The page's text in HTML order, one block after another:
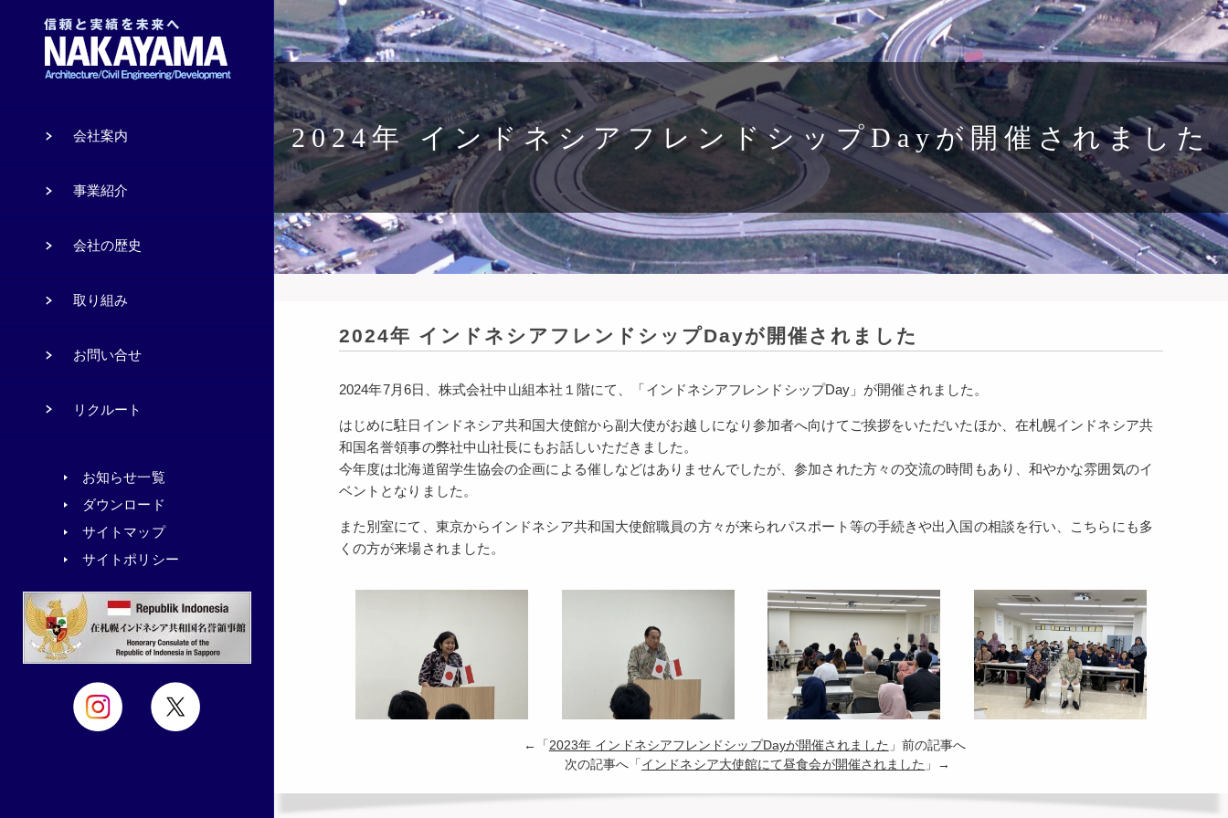
2024年 インドネシアフレンドシップDayが開催されました
2024年 インドネシアフレンドシップDayが開催されました
2024年7月6日、株式会社中山組本社１階にて、「インドネシアフレンドシップDay 」が開催されました。
はじめに駐日インドネシア共和国大使館から副大使がお越しになり参加者へ向けてご挨拶をいただいたほか、在札幌インドネシア共
和国名誉領事の弊社中山社長にもお話しいただきました。
今年度は北海道留学生協会の企画による催しなどはありませんでしたが、参加された方々の交流の時間もあり、和やかな雰囲気のイ
ベントとなりました。
また別室にて、東京からインドネシア共和国大使館職員の方々が来られパスポート等の手続きや出入国の相談を行い、こちらにも多
くの方が来場されました。
←「 2023年 インドネシアフレンドシップDayが開催されました 」前の記事へ
次の記事へ「 インドネシア大使館にて昼食会が開催されました 」→
会社案内
事業紹介
会社の歴史
取り組み
お問い合せ
リクルート
お知らせ一覧
ダウンロード
サイトマップ
サイトポリシー